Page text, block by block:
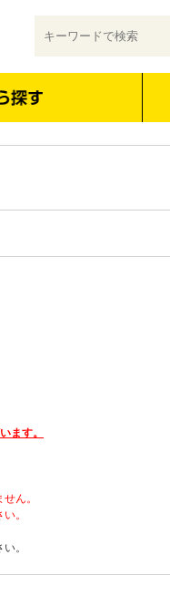
ます。
ん。
。
。